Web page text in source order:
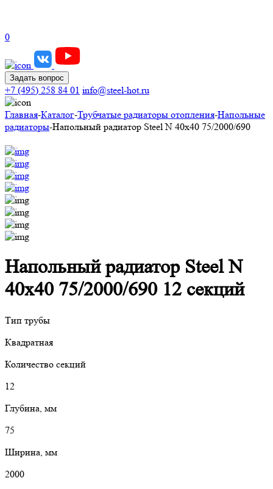
0
Задать вопрос
+7 (495) 258 84 01 info@steel-hot.ru
Главная-Каталог-Трубчатые радиаторы отопления-Напольные
радиаторы-Напольный радиатор Steel N 40х40 75/2000/690
Напольный радиатор Steel N
40х40 75/2000/690 12 секций
Тип трубы
Квадратная
Количество секций
12
Глубина, мм
75
Ширина, мм
2000